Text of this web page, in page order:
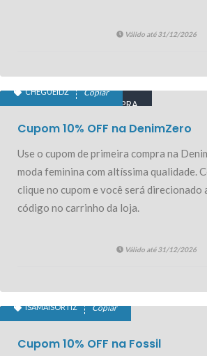
Válido até 31/12/2026
10% OFF PRIMEIRA COMPRA
CHEGUEIDZ Copiar
Cupom 10% OFF na DenimZero
Use o cupom de primeira compra na
moda feminina com altíssima qualidade.
clique no cupom e você será direcionado
código no carrinho da loja.
Válido até 31/12/2026
10% OFF EXCLUSIVO
ISAMAISORTIZ Copiar
Cupom 10% OFF na Fossil